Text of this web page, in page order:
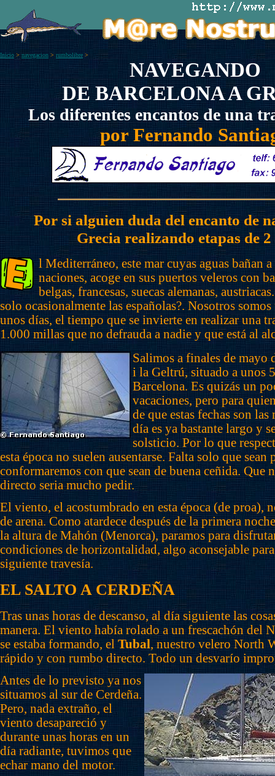
Inicio >navegacion > rumbolibre >
NAVEGANDO
DE BARCELONA A
Los diferentes encantos de una
por Fernando
Por si alguien duda del encanto de
Grecia realizando etapas de 2
l Mediterráneo, este mar cuyas aguas bañan
naciones, acoge en sus puertos veleros con
belgas, francesas, suecas alemanas,
solo ocasionalmente las españolas?. Nosotros
unos días, el tiempo que se invierte en realizar una
1.000 millas que no defrauda a nadie y que está al
Salimos a finales de mayo
i la Geltrú, situado a unos
Barcelona. Es quizás un
vacaciones, pero para
de que estas fechas son
día es ya bastante largo y
solsticio. Por lo que
esta época no suelen ausentarse. Falta solo que sean
conformaremos con que sean de buena ceñida. Que
directo seria mucho pedir.
El viento, el acostumbrado en esta época (de proa),
de arena. Como atardece después de la primera
la altura de Mahón (Menorca), paramos para
condiciones de horizontalidad, algo aconsejable
siguiente travesía.
EL SALTO A CERDEÑA
Tras unas horas de descanso, al día siguiente las
manera. El viento había rolado a un frescachón del
se estaba formando, elTubal, nuestro velero North
rápido y con rumbo directo. Todo un desvarío
Antes de lo previsto ya nos
situamos al sur de Cerdeña.
Pero, nada extraño, el
viento desapareció y
durante unas horas en un
día radiante, tuvimos que
echar mano del motor.